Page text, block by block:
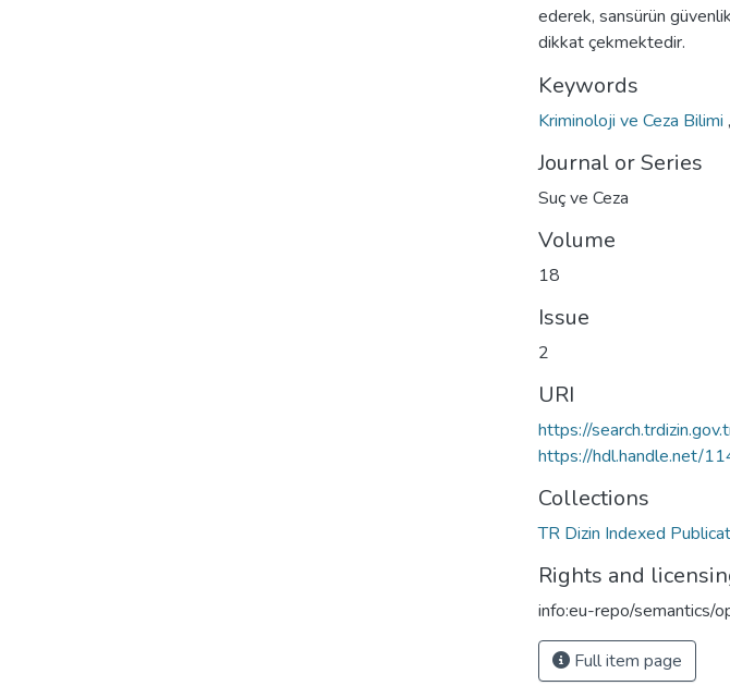
ederek, sansürün
dikkat çekmektedir.
Keywords
Kriminoloji ve Ceza Bilimi ,
Journal or Series
Suç ve Ceza
Volume
18
Issue
2
URI
https://
https://hdl.handle.net/
Collections
TR Dizin Indexed
Rights and
info:eu-repo/semantics/
Full item page